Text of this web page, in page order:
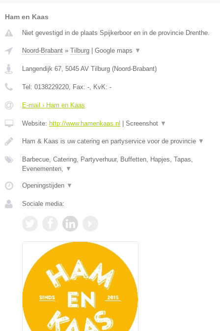
Ham en Kaas
Niet gevestigd in de plaats Spijkerboor en in de provincie Drenthe.
Noord-Brabant » Tilburg Google maps ▼
Langendijk 67, 5045 AV Tilburg (Noord-Brabant)
Tel: 0138229220, Fax: -, KvK: -
E-mail › Ham en Kaas
Website: http://www.hamenkaas.nl Screenshot ▼
Ham & Kaas is uw catering en partyservice voor de provincie ▼
Barbecue, Catering, Partyverhuur, Buffetten, Hapjes, Tapas,
Evenementen, ▼
Openingstijden ▼
Sociale media: